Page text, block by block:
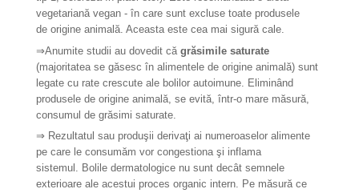
vegetariană vegan - în care sunt excluse toate produsele
de origine animală. Aceasta este cea mai sigură cale.
⇒Anumite studii au dovedit că grăsimile saturate
(majoritatea se găsesc în alimentele de origine animală) sunt
legate cu rate crescute ale bolilor autoimune. Eliminând
produsele de origine animală, se evită, într-o mare măsură,
consumul de grăsimi saturate.
⇒ Rezultatul sau produşii derivaţi ai numeroaselor alimente
pe care le consumăm vor congestiona şi inflama
sistemul. Bolile dermatologice nu sunt decât semnele
exterioare ale acestui proces organic intern. Pe măsură ce